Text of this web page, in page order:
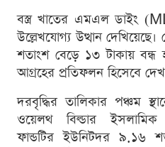
বস্ত্র খাতের এমএল ডাইং
উল্লেখযোগ্য উত্থান
শতাংশ বেড়ে ১৩ টাকায় বন্ধ
আগ্রহের প্রতিফলন হিসেবে
দরবৃদ্ধির তালিকার পঞ্চম
ওয়েলথ বিল্ডার
ফান্ডটির ইউনিটদর ৯.১৬